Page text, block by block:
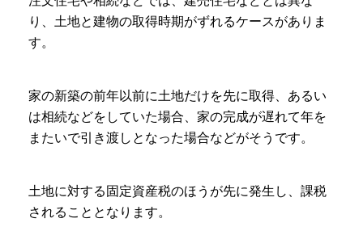
り、土地と建物の取得時期がずれるケースがありま
す。
家の新築の前年以前に土地だけを先に取得、あるい
は相続などをしていた場合、家の完成が遅れて年を
またいで引き渡しとなった場合などがそうです。
土地に対する固定資産税のほうが先に発生し、課税
されることとなります。